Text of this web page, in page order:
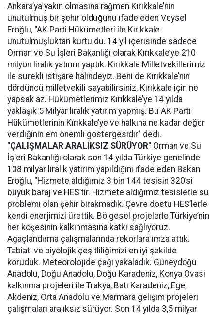
Ankara’ya yakın olmasına rağmen Kırıkkale’nin
unutulmuş bir şehir olduğunu ifade eden Veysel
Eroğlu, “AK Parti Hükümetleri ile Kırıkkale
unutulmuşluktan kurtuldu. 14 yıl içerisinde sadece
Orman ve Su İşleri Bakanlığı olarak Kırıkkale’ye 210
milyon liralık yatırım yaptık. Kırıkkale Milletvekillerimiz
ile sürekli istişare halindeyiz. Beni de Kırıkkale’nin
dördüncü milletvekili sayabilirsiniz. Kırıkkale için ne
yapsak az. Hükümetlerimiz Kırıkkale’ye 14 yılda
yaklaşık 5 Milyar liralık yatırım yapmış. Bu AK Parti
Hükümetlerinin Kırıkkale’ye ve halkına ne kadar değer
verdiğinin em önemli göstergesidir” dedi.
"ÇALIŞMALAR ARALIKSIZ SÜRÜYOR" Orman ve Su
İşleri Bakanlığı olarak son 14 yılda Türkiye genelinde
138 milyar liralık yatırım yapıldığını ifade eden Bakan
Eroğlu, “Hizmete aldığımız 3 bin 144 tesisin 320’si
büyük baraj ve HES’tir. Hizmete aldığımız tesislerle su
problemi olan şehir bırakmadık. Çevre dostu HES’lerle
kendi enerjimizi ürettik. Bölgesel projelerle Türkiye’nin
her köşesinin kalkınmasına katkı sağlıyoruz.
Ağaçlandırma çalışmalarında rekorlara imza attık.
Tabiatı ve biyolojik çeşitliliğimizi en iyi şekilde
koruduk. Meteorolojide çağı yakaladık. Güneydoğu
Anadolu, Doğu Anadolu, Doğu Karadeniz, Konya Ovası
kalkınma projeleri ile Trakya, Batı Karadeniz, Ege,
Akdeniz, Orta Anadolu ve Marmara gelişim projeleri
çalışmaları aralıksız sürüyor. Son 14 yılda 3,5 milyar